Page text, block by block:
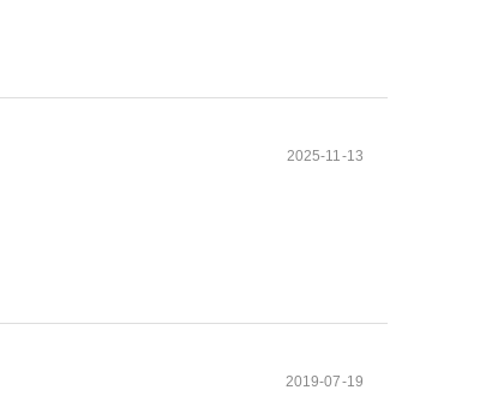
2025-11-13
2019-07-19